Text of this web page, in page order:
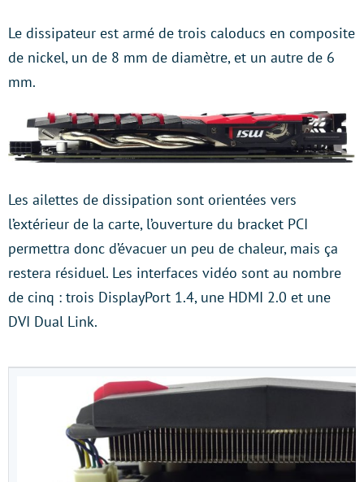
Le dissipateur est armé de trois caloducs en composite
de nickel, un de 8 mm de diamètre, et un autre de 6
mm.
Les ailettes de dissipation sont orientées vers
l’extérieur de la carte, l’ouverture du bracket PCI
permettra donc d’évacuer un peu de chaleur, mais ça
restera résiduel. Les interfaces vidéo sont au nombre
de cinq : trois DisplayPort 1.4, une HDMI 2.0 et une
DVI Dual Link.